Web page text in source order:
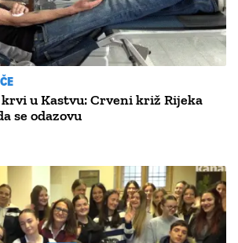
u Kastvu: Crveni križ Rijeka
se odazovu